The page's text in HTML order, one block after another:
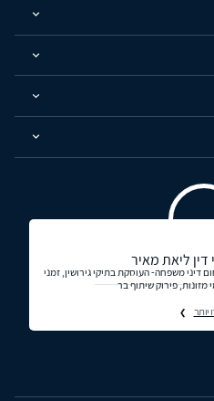
ליאת מאיר
דיני משפחה- העוסקת בתיקי גירושין, זמני
מזונות, פירוק שיתוף בר
יותר